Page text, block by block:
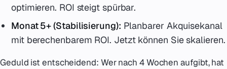
optimieren. ROI steigt spürbar.
Monat 5+ (Stabilisierung): Planbarer Akquisekanal
mit berechenbarem ROI. Jetzt können Sie skalieren.
Geduld ist entscheidend: Wer nach 4 Wochen aufgibt, hat